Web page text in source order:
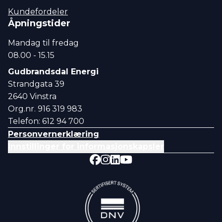
Kundefordeler
Åpningstider
Mandag til fredag
08.00 - 15.15
Gudbrandsdal Energi
Strandgata 39
2640 Vinstra
Org.nr. 916 319 983
Telefon: 612 94 700
Personvernerklæring
Følg oss på Facebook
Følg oss på
Følg oss på
Følg oss på
Følg oss på
Følg oss på
Følg oss på
Følg oss på